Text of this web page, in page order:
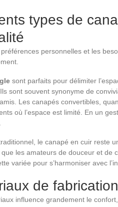
types de
préférences personnelles et les
sont parfaits pour délimiter
sont souvent synonyme de
Les canapés convertibles,
où l’espace est limité. En un
le canapé en cuir reste
les amateurs de douceur et de
variée pour s’harmoniser avec
de fabrication
influence grandement le